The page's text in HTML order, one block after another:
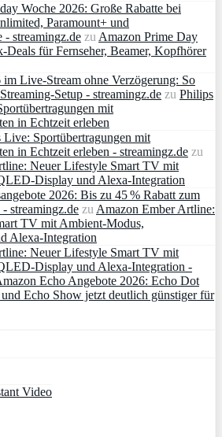
Woche 2026: Große Rabatte bei
Paramount+ und
- streamingz.de zu Amazon Prime Day
Deals für Fernseher, Beamer, Kopfhörer
Live-Stream ohne Verzögerung: So
Setup - streamingz.de zu Philips
mit
in Echtzeit erleben
Sportübertragungen mit
in Echtzeit erleben - streamingz.de zu
Neuer Lifestyle Smart TV mit
und Alexa‑Integration
2026: Bis zu 45 % Rabatt zum
- streamingz.de zu Amazon Ember Artline:
TV mit Ambient‑Modus,
Alexa‑Integration
Neuer Lifestyle Smart TV mit
und Alexa‑Integration -
Echo Angebote 2026: Echo Dot
Echo Show jetzt deutlich günstiger für
Video